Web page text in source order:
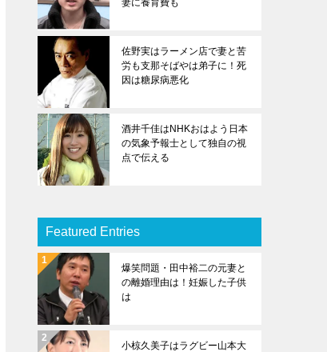
妻に養育費も
佐野実はラーメン店で妻と苦
労も支那そばやは弟子に！死
因は糖尿病悪化
酒井千佳はNHKおはよう日本
の気象予報士として独自の視
点で伝える
Featured Entries
爆笑問題・田中裕二の元妻と
の離婚理由は！妊娠した子供
は
小椋久美子はラグビー山本大